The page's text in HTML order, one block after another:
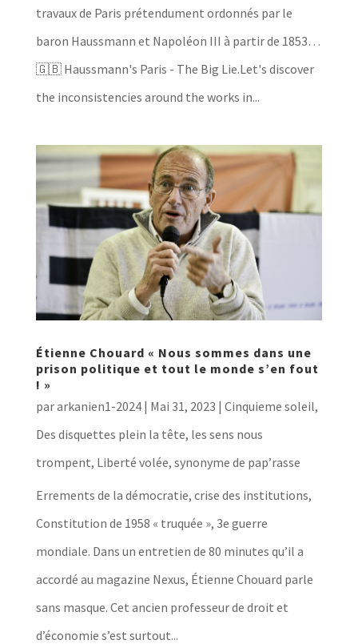
travaux de Paris prétendument ordonnés par le
baron Haussmann et Napoléon III à partir de 1853…
🇬🇧 Haussmann's Paris - The Big Lie.Let's discover
the inconsistencies around the works in...
Étienne Chouard « Nous sommes dans une
prison politique et tout le monde s’en fout
! »
pararkanien1-2024| Mai 31, 2023 | Cinquieme soleil,
Des disquettes plein la tête, les sens nous
trompent, Liberté volée, synonyme de pap’rasse
Errements de la démocratie, crise des institutions,
Constitution de 1958 « truquée », 3e guerre
mondiale. Dans un entretien de 80 minutes qu’il a
accordé au magazine Nexus, Étienne Chouard parle
sans masque. Cet ancien professeur de droit et
d’économie s’est surtout...